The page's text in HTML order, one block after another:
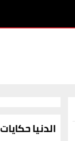
الدنيا حكايات